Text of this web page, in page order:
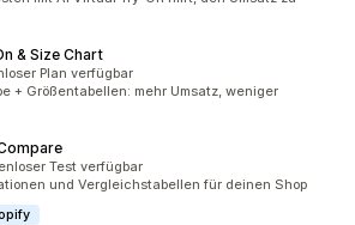
& Size Chart
Plan verfügbar
+ Größentabellen: mehr Umsatz, weniger
insgesamtTest verfügbar
und Vergleichstabellen für deinen Shop